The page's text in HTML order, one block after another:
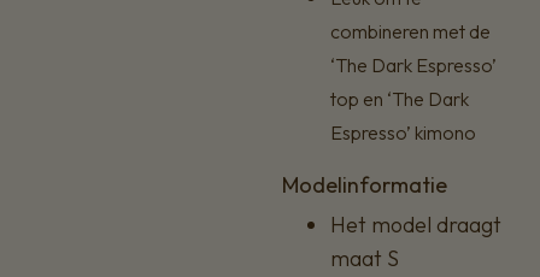
combineren met de
‘The Dark Espresso’
top en ‘The Dark
Espresso’ kimono
Modelinformatie
Het model draagt
maat S